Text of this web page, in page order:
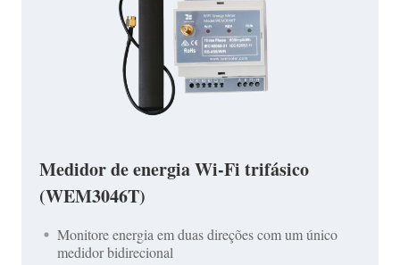
Medidor de energia Wi-Fi trifásico
(WEM3046T)
Monitore energia em duas direções com um único
medidor bidirecional